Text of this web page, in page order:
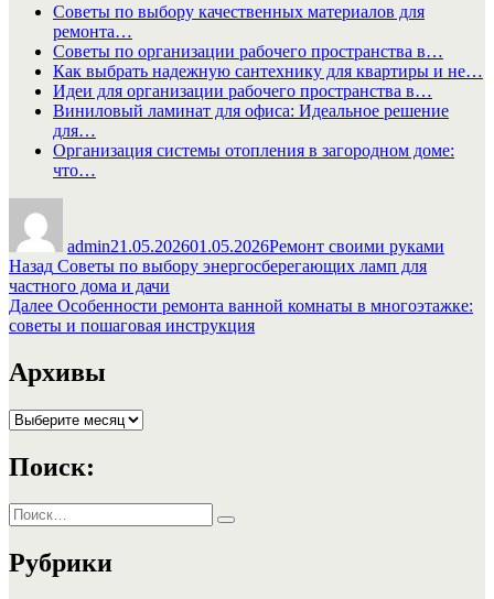
Советы по выбору качественных материалов для
ремонта…
Советы по организации рабочего пространства в…
Как выбрать надежную сантехнику для квартиры и не…
Идеи для организации рабочего пространства в…
Виниловый ламинат для офиса: Идеальное решение
для…
Организация системы отопления в загородном доме:
что…
admin21.05.202601.05.2026Ремонт своими руками
Навигация
по
записям
Назад Предыдущая
запись:
Советы по выбору энергосберегающих ламп для
частного дома и дачи
Далее Следующая
запись:
Особенности ремонта ванной комнаты в многоэтажке:
советы и пошаговая инструкция
Архивы
Архивы
Поиск:
Искать:
Поиск
Рубрики